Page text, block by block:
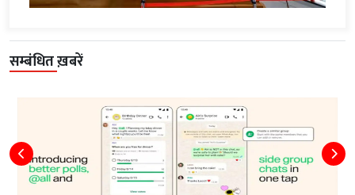
सम्बंधित ख़बरें